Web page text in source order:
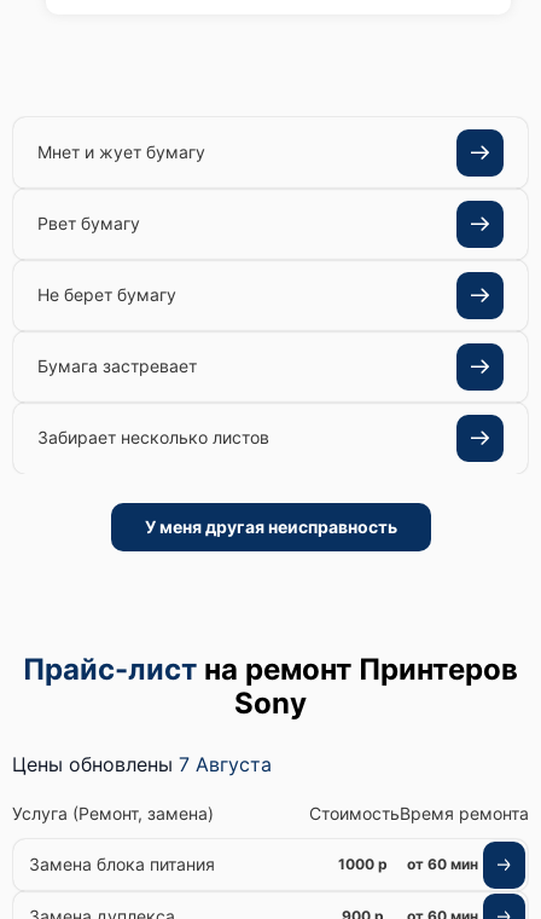
Мнет и жует бумагу
Рвет бумагу
Не берет бумагу
Бумага застревает
Забирает несколько листов
У меня другая неисправность
Прайс-лист на ремонт Принтеров
Sony
Цены обновлены 7 Августа
Услуга (Ремонт, замена) СтоимостьВремя ремонта
Замена блока питания 1000 р от 60 мин